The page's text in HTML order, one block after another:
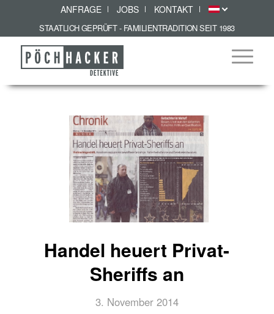
ANFRAGE JOBS KONTAKT
STAATLICH GEPRÜFT - FAMILIENTRADITION SEIT 1983
Handel heuert Privat-
Sheriffs an
3. November 2014